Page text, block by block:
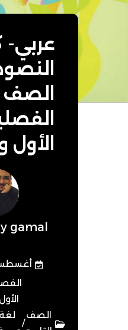
عربي-
الصف
الأول
gamal
أغسطس 9,
الصف
/
لغة